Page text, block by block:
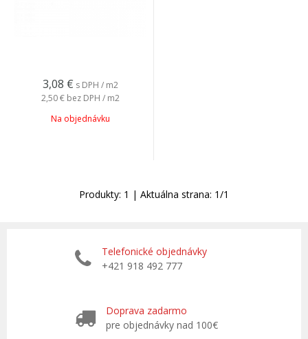
3,08 € s DPH / m2
2,50 € bez DPH / m2
Na objednávku
Produkty: 1 | Aktuálna strana: 1/1
Telefonické objednávky
+421 918 492 777
Doprava zadarmo
pre objednávky nad 100€